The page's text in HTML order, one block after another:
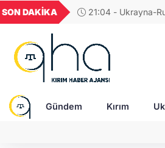
SON DAKİKA
17:38 -
GEL
18,2377
16,2326
Gündem Kırım